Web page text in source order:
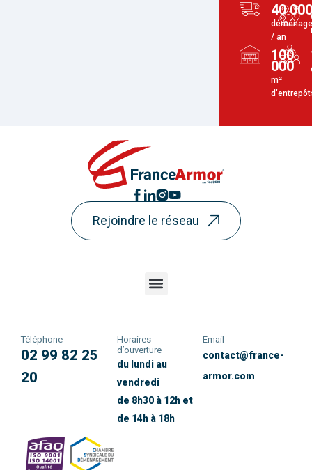
40 000
/ an
100
000
m²
Rejoindre le réseau
Téléphone
02 99 82 25
20
Horaires
d’ouverture
du lundi au
vendredi
de 8h30 à 12h et
de 14h à 18h
Email
contact@france-
armor.com